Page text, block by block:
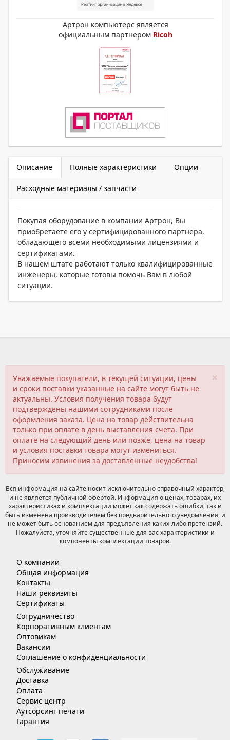
Артрон компьютерс является
официальным партнером Ricoh
Описание Полные характеристики Опции
Расходные материалы / запчасти
Покупая оборудование в компании Артрон, Вы
приобретаете его у сертифицированного партнера,
обладающего всеми необходимыми лицензиями и
сертификатами.
В нашем штате работают только квалифицированные
инженеры, которые готовы помочь Вам в любой
ситуации.
×
Уважаемые покупатели, в текущей ситуации, цены
и сроки поставки указанные на сайте могут быть не
актуальны. Условия получения товара будут
подтверждены нашими сотрудниками после
оформления заказа. Цена на товар действительна
только при оплате в день выставления счета. При
оплате на следующий день или позже, цена на товар
и условия поставки товара могут измениться.
Приносим извинения за доставленные неудобства!
Вся информация на сайте носит исключительно справочный характер,
и не является публичной офертой. Информация о ценах, товарах, их
характеристиках и комплектации может как содержать ошибки, так и
быть изменена производителем без предварительного уведомления, и
не может быть основанием для предъявления каких-либо претензий.
Пожалуйста, уточняйте существенные для вас характеристики и
компоненты комплектации товаров.
О компании
Общая информация
Контакты
Наши реквизиты
Сертификаты
Сотрудничество
Корпоративным клиентам
Оптовикам
Вакансии
Соглашение о конфиденциальности
Обслуживание
Доставка
Оплата
Сервис центр
Аутсорсинг печати
Гарантия